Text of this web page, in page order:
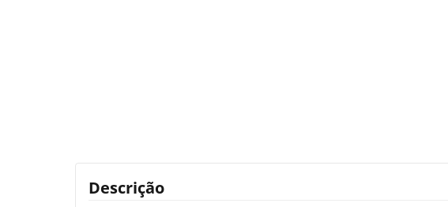
Descrição